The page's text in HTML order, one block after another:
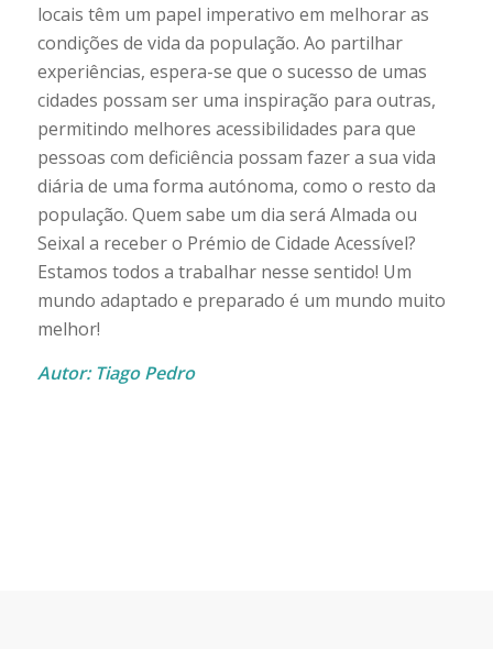
locais têm um papel imperativo em melhorar as
condições de vida da população. Ao partilhar
experiências, espera-se que o sucesso de umas
cidades possam ser uma inspiração para outras,
permitindo melhores acessibilidades para que
pessoas com deficiência possam fazer a sua vida
diária de uma forma autónoma, como o resto da
população. Quem sabe um dia será Almada ou
Seixal a receber o Prémio de Cidade Acessível?
Estamos todos a trabalhar nesse sentido! Um
mundo adaptado e preparado é um mundo muito
melhor!
Autor: Tiago Pedro